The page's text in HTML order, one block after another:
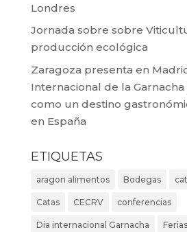
Londres
Jornada sobre sobre
producción ecológica
Zaragoza presenta en
Internacional de la
como un destino
en España
ETIQUETAS
aragon alimentos Bodegas
Catas CECRV conferencias
Dia internacional Garnacha